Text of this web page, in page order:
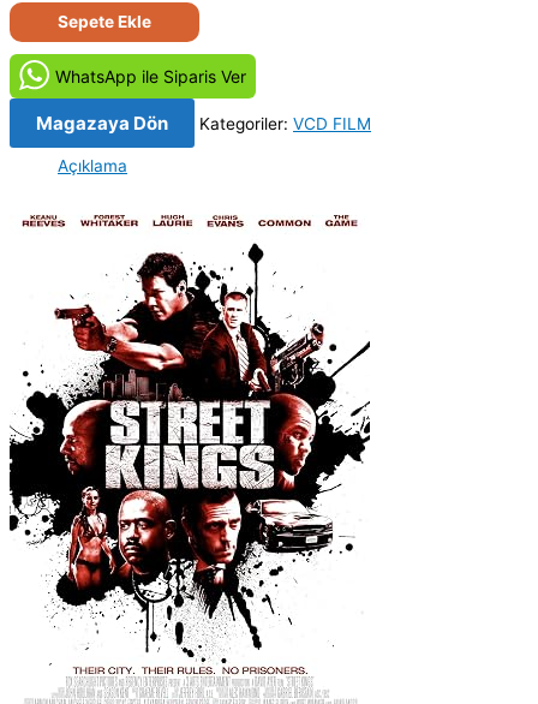
Sokağın
Kralları
Street
Kings
(2008)
Orijinal
Film
Sepete Ekle
WhatsApp ile Siparis Ver
Magazaya Dön Kategoriler: VCD FILM
Açıklama